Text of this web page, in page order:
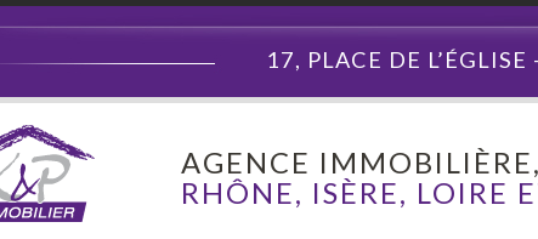
17, PLACE DE
AGENCE
RHÔNE, ISÈRE, LOIRE